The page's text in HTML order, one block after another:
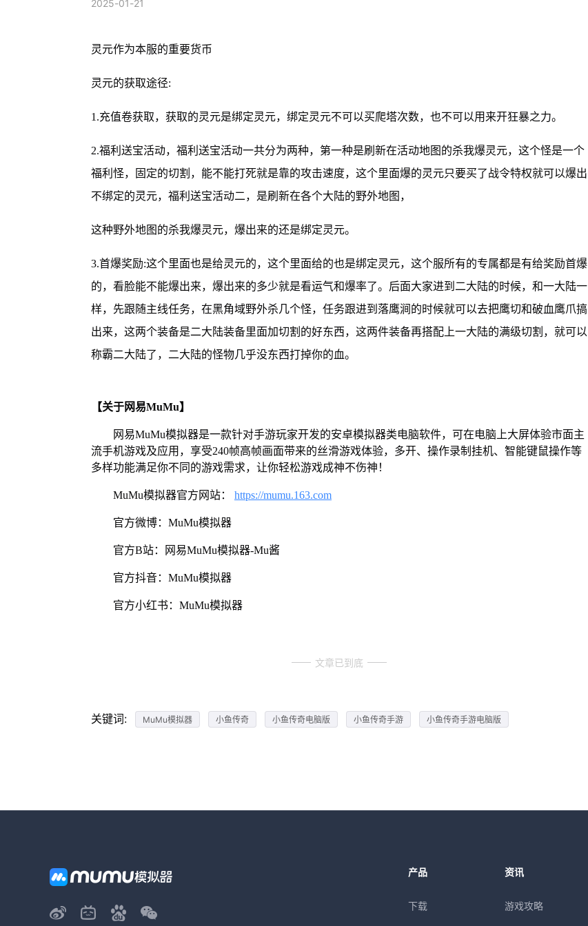
2025-01-21
灵元作为本服的重要货币
灵元的获取途径:
1.充值卷获取，获取的灵元是绑定灵元，绑定灵元不可以买爬塔次数，也不可以用来开狂暴之力。
2.福利送宝活动，福利送宝活动一共分为两种，第一种是刷新在活动地图的杀我爆灵元，这个怪是一个
福利怪，固定的切割，能不能打死就是靠的攻击速度，这个里面爆的灵元只要买了战令特权就可以爆出
不绑定的灵元，福利送宝活动二，是刷新在各个大陆的野外地图，
这种野外地图的杀我爆灵元，爆出来的还是绑定灵元。
3.首爆奖励:这个里面也是给灵元的，这个里面给的也是绑定灵元，这个服所有的专属都是有给奖励首爆
的，看脸能不能爆出来，爆出来的多少就是看运气和爆率了。后面大家进到二大陆的时候，和一大陆一
样，先跟随主线任务，在黑角域野外杀几个怪，任务跟进到落鹰涧的时候就可以去把鹰切和破血鹰爪搞
出来，这两个装备是二大陆装备里面加切割的好东西，这两件装备再搭配上一大陆的满级切割，就可以
称霸二大陆了，二大陆的怪物几乎没东西打掉你的血。
【关于网易MuMu】
网易MuMu模拟器是一款针对手游玩家开发的安卓模拟器类电脑软件，可在电脑上大屏体验市面主
流手机游戏及应用，享受240帧高帧画面带来的丝滑游戏体验，多开、操作录制挂机、智能键鼠操作等
多样功能满足你不同的游戏需求，让你轻松游戏成神不伤神！
MuMu模拟器官方网站： https://mumu.163.com
官方微博：MuMu模拟器
官方B站：网易MuMu模拟器-Mu酱
官方抖音：MuMu模拟器
官方小红书：MuMu模拟器
文章已到底
关键词: MuMu模拟器 小鱼传奇 小鱼传奇电脑版 小鱼传奇手游 小鱼传奇手游电脑版
产品
下载
资讯
游戏攻略